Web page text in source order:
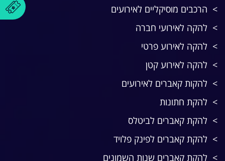
הרכבים מוסיקליים לאירועים
להקה לאירועי חברה
להקה לאירוע פרטי
להקה לאירוע קטן
להקות קאברים לאירועים
להקת חתונות
להקת קאברים לביטלס
להקת קאברים לפינק פלויד
להקת קאברים שנות השמונים